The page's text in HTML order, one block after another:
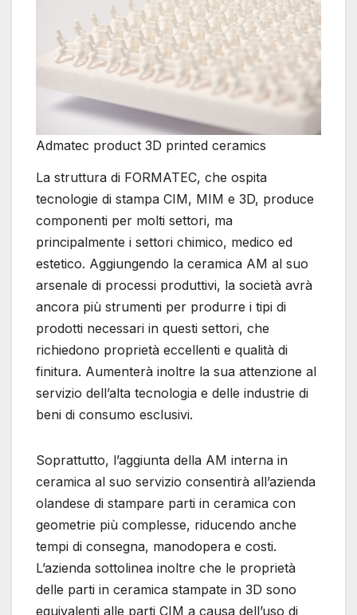
Admatec product 3D printed ceramics
La struttura di FORMATEC, che ospita
tecnologie di stampa CIM, MIM e 3D, produce
componenti per molti settori, ma
principalmente i settori chimico, medico ed
estetico. Aggiungendo la ceramica AM al suo
arsenale di processi produttivi, la società avrà
ancora più strumenti per produrre i tipi di
prodotti necessari in questi settori, che
richiedono proprietà eccellenti e qualità di
finitura. Aumenterà inoltre la sua attenzione al
servizio dell’alta tecnologia e delle industrie di
beni di consumo esclusivi.
Soprattutto, l’aggiunta della AM interna in
ceramica al suo servizio consentirà all’azienda
olandese di stampare parti in ceramica con
geometrie più complesse, riducendo anche
tempi di consegna, manodopera e costi.
L’azienda sottolinea inoltre che le proprietà
delle parti in ceramica stampate in 3D sono
equivalenti alle parti CIM a causa dell’uso di